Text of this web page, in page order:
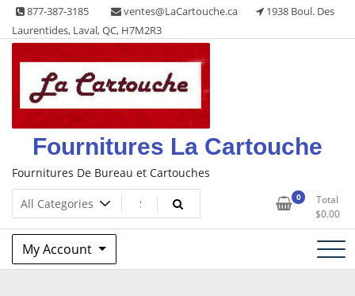
Skip
content
877-387-3185 ventes@LaCartouche.ca
1938 Boul. Des
Laurentides, Laval, QC, H7M2R3
Fournitures La Cartouche
Fournitures De Bureau et Cartouches
0
Total
$0.00
My Account